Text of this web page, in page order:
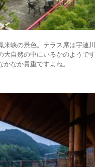
来峡の景色。テラス席は宇連
大自然の中にいるかのようで
なか貴重ですよね。